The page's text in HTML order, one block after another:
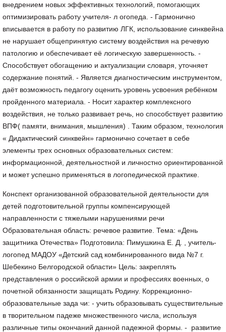
Конспект организованной образовательной деятельности для
детей подготовительной группы компенсирующей
направленности с тяжелыми нарушениями речи
Образовательная область: речевое развитие. Тема: «День
защитника Отечества» Подготовила: Пимушкина Е. Д. , учитель-
логопед МАДОУ «Детский сад комбинированного вида №7 г.
Шебекино Белгородской области» Цель: закреплять
представления о российской армии и профессиях военных, о
почетной обязанности защищать Родину. Коррекционно-
образовательные зада чи: - учить образовывать существительные
в творительном падеже множественного числа, используя
различные типы окончаний данной падежной формы. - развитие